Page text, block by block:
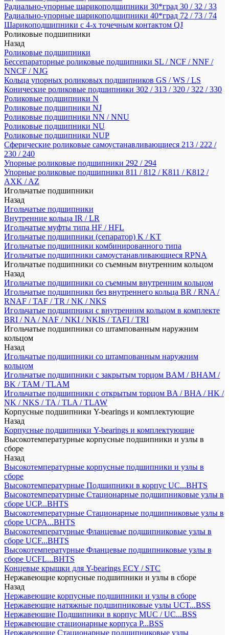
Радиально-упорные шарикоподшипники 30*град 30 / 32 / 33
Радиально-упорные шарикоподшипники 40*град 72 / 73 / 74
Шарикоподшипники с 4-х точечным контактом QJ
Роликовые подшипники
Назад
Роликовые подшипники
Бессепараторные роликовые подшипники SL / NCF / NNF /
NNCF / NJG
Кольца упорных роликовых подшипников GS / WS / LS
Конические роликовые подшипники 302 / 313 / 320 / 322 / 330
Роликовые подшипники N
Роликовые подшипники NJ
Роликовые подшипники NN / NNU
Роликовые подшипники NU
Роликовые подшипники NUP
Сферические роликовые самоустанавливающиеся 213 / 222 /
230 / 240
Упорные роликовые подшипники 292 / 294
Упорные роликовые подшипники 811 / 812 / K811 / K812 /
AXK / AZ
Игольчатые подшипники
Назад
Игольчатые подшипники
Внутренние кольца IR / LR
Игольчатые муфты типа HF / HFL
Игольчатые подшипники (сепаратор) K / KT
Игольчатые подшипники комбинированного типа
Игольчатые подшипники самоустанавливающиеся RPNA
Игольчатые подшипники со съемным внутренним кольцом
Назад
Игольчатые подшипники со съемным внутренним кольцом
Игольчатые подшипники без внутреннего кольца BR / RNA /
RNAF / TAF / TR / NK / NKS
Игольчатые подшипники с внутренним кольцом в комплекте
BRI / NA / NAF / NKI / NKIS / TAFI / TRI
Игольчатые подшипники со штампованным наружним
кольцом
Назад
Игольчатые подшипники со штампованным наружним
кольцом
Игольчатые подшипники с закрытым торцом BAM / BHAM /
BK / TAM / TLAM
Игольчатые подшипники с открытым торцом BA / BHA / HK /
NK / NKS / TA / TLA / TLAW
Корпусные подшипники Y-bearings и комплектующие
Назад
Корпусные подшипники Y-bearings и комплектующие
Высокотемпературные корпусные подшипники и узлы в
сборе
Назад
Высокотемпературные корпусные подшипники и узлы в
сборе
Высокотемпературные Подшипники в корпус UC...BHTS
Высокотемпературные Стационарные подшипниковые узлы в
сборе UCP...BHTS
Высокотемпературные Стационарные подшипниковые узлы в
сборе UCPA...BHTS
Высокотемпературные Фланцевые подшипниковые узлы в
сборе UCF...BHTS
Высокотемпературные Фланцевые подшипниковые узлы в
сборе UCFL...BHTS
Концевые крышки для Y-bearings ECY / STC
Нержавеющие корпусные подшипники и узлы в сборе
Назад
Нержавеющие корпусные подшипники и узлы в сборе
Нержавеющие натяжные подшипниковые узлы UCT...BSS
Нержавеющие Подшипники в корпус MUC / UC...BSS
Нержавеющие стационарные корпуса P...BSS
Нержавеющие Стационарные подшипниковые узлы